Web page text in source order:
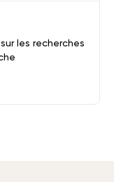
les recherches